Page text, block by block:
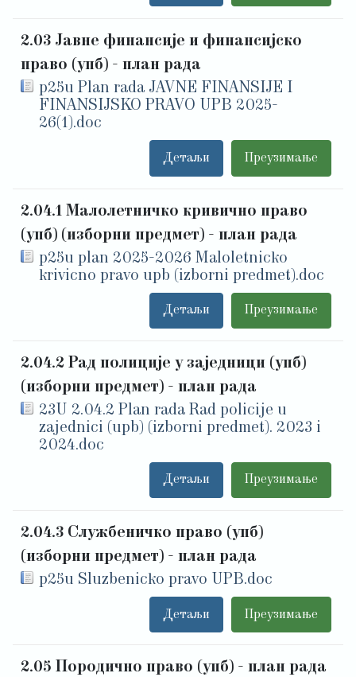
2.03 Јавне финансије и финансијско
право (упб) - план рада
p25u Plan rada JAVNE FINANSIJE I
FINANSIJSKO PRAVO UPB 2025-
26(1).doc
Преузимање
Детаљи
2.04.1 Малолетничко кривично право
(упб) (изборни предмет) - план рада
p25u plan 2025-2026 Maloletnicko
krivicno pravo upb (izborni predmet).doc
Преузимање
Детаљи
2.04.2 Рад полиције у заједници (упб)
(изборни предмет) - план рада
23U 2.04.2 Plan rada Rad policije u
zajednici (upb) (izborni predmet). 2023 i
2024.doc
Преузимање
Детаљи
2.04.3 Службеничко право (упб)
(изборни предмет) - план рада
p25u Sluzbenicko pravo UPB.doc
Преузимање
Детаљи
2.05 Породично право (упб) - план рада